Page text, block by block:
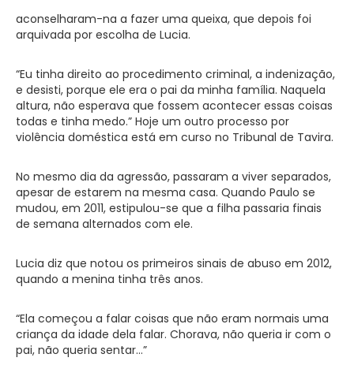
aconselharam-na a fazer uma queixa, que depois foi
arquivada por escolha de Lucia.
“Eu tinha direito ao procedimento criminal, a indenização,
e desisti, porque ele era o pai da minha família. Naquela
altura, não esperava que fossem acontecer essas coisas
todas e tinha medo.” Hoje um outro processo por
violência doméstica está em curso no Tribunal de Tavira.
No mesmo dia da agressão, passaram a viver separados,
apesar de estarem na mesma casa. Quando Paulo se
mudou, em 2011, estipulou-se que a filha passaria finais
de semana alternados com ele.
Lucia diz que notou os primeiros sinais de abuso em 2012,
quando a menina tinha três anos.
“Ela começou a falar coisas que não eram normais uma
criança da idade dela falar. Chorava, não queria ir com o
pai, não queria sentar…”